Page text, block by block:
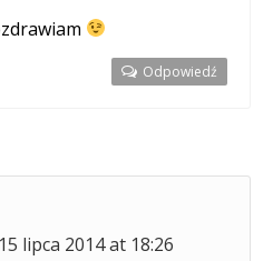
Odpowiedź
15 lipca 2014 at 18:26